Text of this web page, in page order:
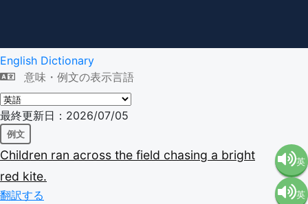
English Dictionary
意味・例文の表示言語
最終更新日：2026/07/05
例文
Children ran across the field chasing a bright
red kite.
翻訳する
英
語（米
英